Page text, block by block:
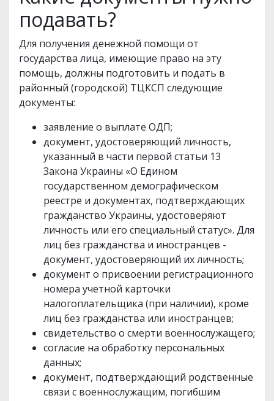
подавать?
Для получения денежной помощи от
государства лица, имеющие право на эту
помощь, должны подготовить и подать в
районный (городской) ТЦКСП следующие
документы:
заявление о выплате ОДП;
документ, удостоверяющий личность,
указанный в части первой статьи 13
Закона Украины «О Едином
государственном демографическом
реестре и документах, подтверждающих
гражданство Украины, удостоверяют
личность или его специальный статус». Для
лиц без гражданства и иностранцев -
документ, удостоверяющий их личность;
документ о присвоении регистрационного
номера учетной карточки
налогоплательщика (при наличии), кроме
лиц без гражданства или иностранцев;
свидетельство о смерти военнослужащего;
согласие на обработку персональных
данных;
документ, подтверждающий родственные
связи с военнослужащим, погибшим